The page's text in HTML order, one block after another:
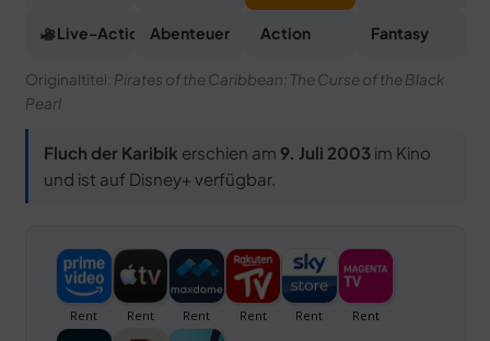
Live-Action Abenteuer Action Fantasy
Originaltitel: Pirates of the Caribbean: The Curse of the Black
Pearl
Fluch der Karibik erschien am 9. Juli 2003im Kino
und ist auf Disney+ verfügbar.